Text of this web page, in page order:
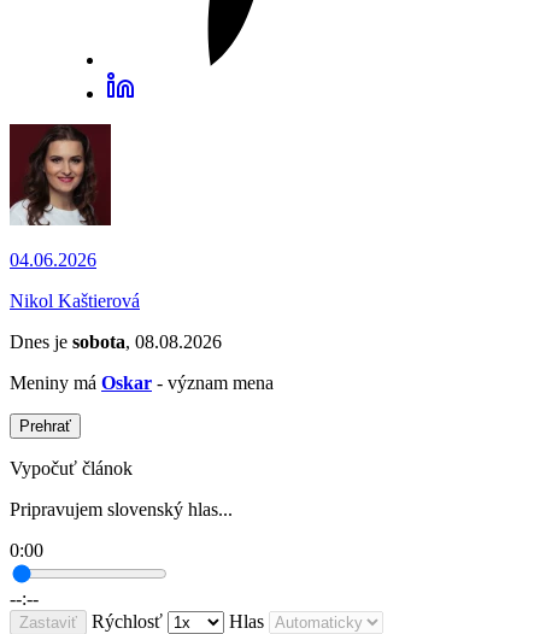
04.06.2026
Nikol Kaštierová
Dnes je sobota, 08.08.2026
Meniny má Oskar - význam mena
Prehrať
Vypočuť článok
Pripravujem slovenský hlas...
0:00
--:--
Zastaviť Rýchlosť Hlas